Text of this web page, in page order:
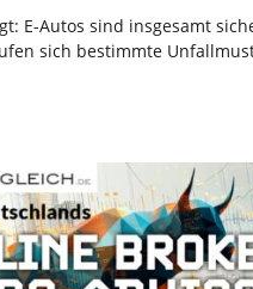
E-Autos sind insgesamt
sich bestimmte